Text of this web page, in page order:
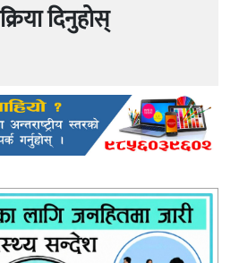
दिनुहोस्